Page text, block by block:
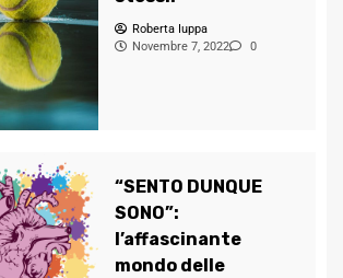
Roberta Iuppa
Novembre 7, 2022
0
“SENTO DUNQUE
SONO”:
l’affascinante
mondo delle